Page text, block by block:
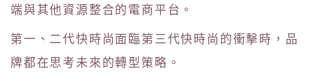
端與其他資源整合的電商平台。
第一、二代快時尚面臨第三代快時尚的衝擊時，品
牌都在思考未來的轉型策略。